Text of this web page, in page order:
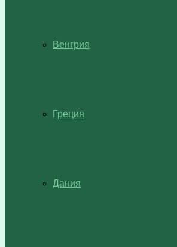
Венгрия
Греция
Дания